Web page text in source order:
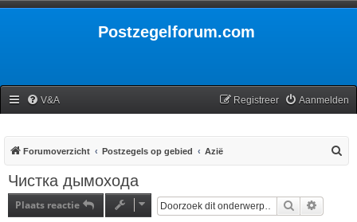
Postzegelforum.com
V&A Aanmelden
Registreer
Forumoverzicht Postzegels op gebied Azië
Чистка дымохода
Plaats reactie Zoek